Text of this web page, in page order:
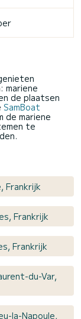
mariene
de plaatsen
SamBoat
de mariene
te
Frankrijk
Frankrijk
Frankrijk
du-Var,
la-Napoule,